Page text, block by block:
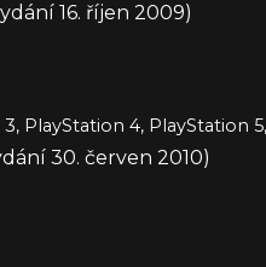
16. říjen 2009)
30. červen 2010)